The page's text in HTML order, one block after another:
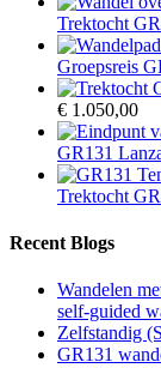
Trektocht
Groepsreis
€ 1.050,00
GR131
Trektocht
Recent Blogs
Wandelen
self-guided
Zelfstandig
GR131